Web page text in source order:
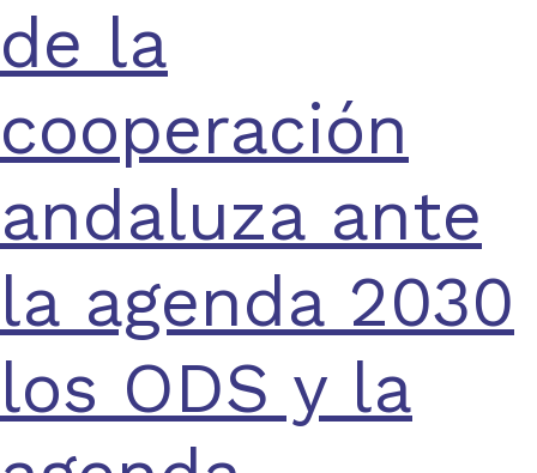
de la
cooperación
andaluza ante
la agenda 2030
los ODS y la